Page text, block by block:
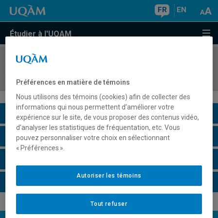
FR EN
Étudier à l'UQAM
COURS//
Description du cours
Horaire - Été 2026
Préférences en matière de témoins
Nous utilisons des témoins (cookies) afin de collecter des
informations qui nous permettent d’améliorer votre
expérience sur le site, de vous proposer des contenus vidéo,
d’analyser les statistiques de fréquentation, etc. Vous
pouvez personnaliser votre choix en sélectionnant
« Préférences ».
Tout refuser
Autoriser les témoins